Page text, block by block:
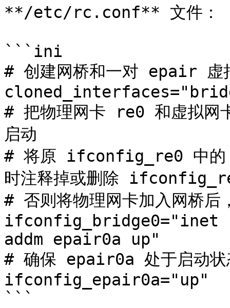
**/etc/rc.conf** 文件：
```ini
# 创建网桥和一对 epair 虚
# 把物理网卡 re0 和虚拟网
启动
# 将原 ifconfig_re0 中的
时注释掉或删除
# 否则将物理网卡加入网桥后
ifconfig_bridge0="inet
addm epair0a up"
# 确保 epair0a 处于启动状
ifconfig_epair0a="up"
```